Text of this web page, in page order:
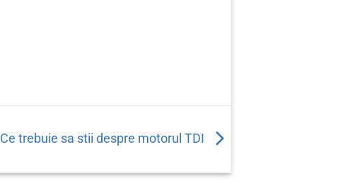
Ce trebuie sa stii despre motorul TDI